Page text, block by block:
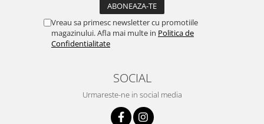
Prelungitoare & cabluri electrice
Coliere plastic
Lumina de crestere pentru plante
Vreau sa primesc newsletter cu promotiile
magazinului. Afla mai multe in Politica de
Confidentialitate
SOCIAL
Urmareste-ne in social media